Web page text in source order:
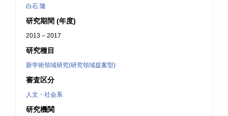
白石 隆
研究期間 (年度)
2013 – 2017
研究種目
新学術領域研究(研究領域提案型)
審査区分
人文・社会系
研究機関